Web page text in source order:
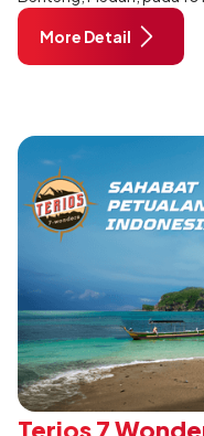
penghargaan Xetia With
More Detail
Terios 7